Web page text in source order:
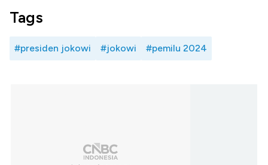
Tags
#presiden jokowi #jokowi #pemilu 2024